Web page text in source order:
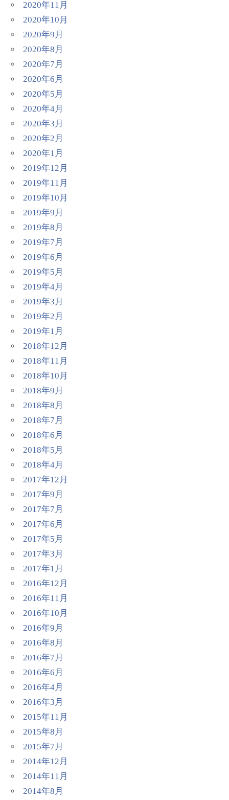
2020年11月
2020年10月
2020年9月
2020年8月
2020年7月
2020年6月
2020年5月
2020年4月
2020年3月
2020年2月
2020年1月
2019年12月
2019年11月
2019年10月
2019年9月
2019年8月
2019年7月
2019年6月
2019年5月
2019年4月
2019年3月
2019年2月
2019年1月
2018年12月
2018年11月
2018年10月
2018年9月
2018年8月
2018年7月
2018年6月
2018年5月
2018年4月
2017年12月
2017年9月
2017年7月
2017年6月
2017年5月
2017年3月
2017年1月
2016年12月
2016年11月
2016年10月
2016年9月
2016年8月
2016年7月
2016年6月
2016年4月
2016年3月
2015年11月
2015年8月
2015年7月
2014年12月
2014年11月
2014年8月